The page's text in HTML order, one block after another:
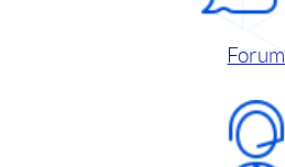
Forum